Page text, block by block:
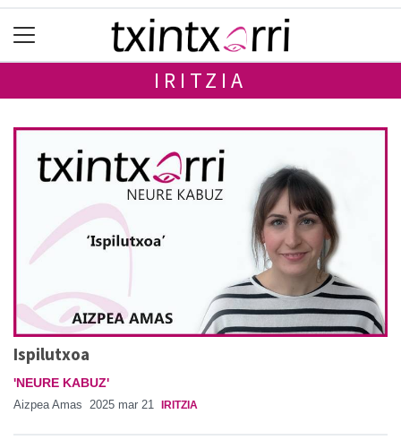
IRITZIA
Ispilutxoa
'NEURE KABUZ'
Aizpea Amas 2025 mar 21 IRITZIA